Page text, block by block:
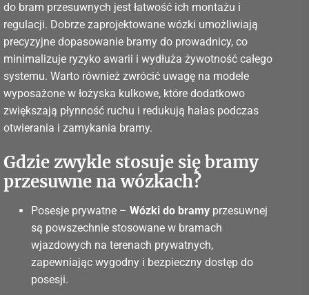
do bram przesuwnych jest łatwość ich montażu i
regulacji. Dobrze zaprojektowane wózki umożliwiają
precyzyjne dopasowanie bramy do prowadnicy, co
minimalizuje ryzyko awarii i wydłuża żywotność całego
systemu. Warto również zwrócić uwagę na modele
wyposażone w łożyska kulkowe, które dodatkowo
zwiększają płynność ruchu i redukują hałas podczas
otwierania i zamykania bramy.
Gdzie zwykle stosuje się bramy
przesuwne na wózkach?
Posesje prywatne – Wózki do bramy przesuwnej
są powszechnie stosowane w bramach
wjazdowych na terenach prywatnych,
zapewniając wygodny i bezpieczny dostęp do
posesji.